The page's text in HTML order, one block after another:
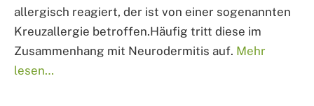
allergisch reagiert, der ist von einer sogenannten
Kreuzallergie betroffen.Häufig tritt diese im
Zusammenhang mit Neurodermitis auf. Mehr
lesen…